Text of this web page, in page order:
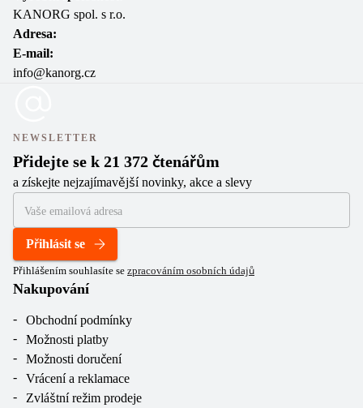
KANORG spol. s r.o.
Adresa:
E-mail:
info@kanorg.cz
NEWSLETTER
Přidejte se k 21 372 čtenářům
a získejte nejzajímavější novinky, akce a slevy
Přihlásit se
Přihlášením souhlasíte se zpracováním osobních údajů
Nakupování
Obchodní podmínky
Možnosti platby
Možnosti doručení
Vrácení a reklamace
Zvláštní režim prodeje